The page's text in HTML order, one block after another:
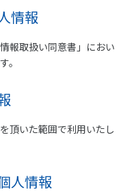
情報
報取扱い同意書」におい
。
頂いた範囲で利用いたし
人情報